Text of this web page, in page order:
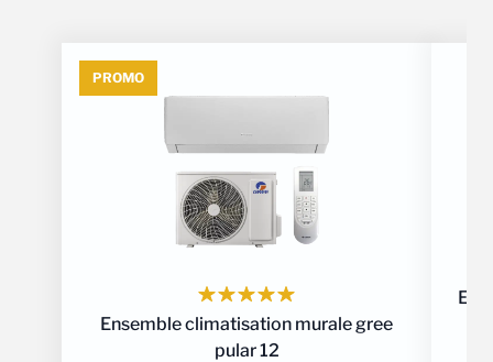
PROMO
Ensemble climatisation murale gree
pular 12